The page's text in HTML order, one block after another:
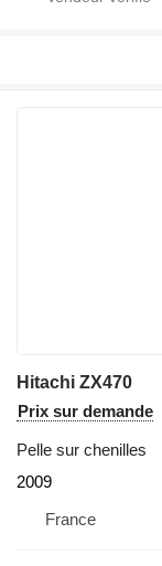
Hitachi ZX470
Prix sur demande
Pelle sur chenilles
2009
France